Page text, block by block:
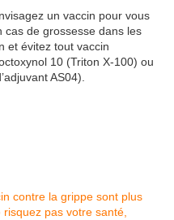
un vaccin pour vous
cas de grossesse dans les
et évitez tout vaccin
10 (Triton X-100) ou
AS04).
contre la grippe sont plus
pas votre santé,